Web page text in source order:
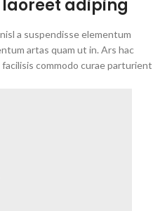
adiping
a suspendisse elementum
artas quam ut in. Ars hac
commodo curae parturient